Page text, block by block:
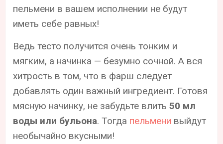
пельмени в вашем исполнении не будут
иметь себе равных!
Ведь тесто получится очень тонким и
мягким, а начинка — безумно сочной. А вся
хитрость в том, что в фарш следует
добавлять один важный ингредиент. Готовя
мясную начинку, не забудьте влить50 мл
воды или бульона. Тогда пельмени выйдут
необычайно вкусными!